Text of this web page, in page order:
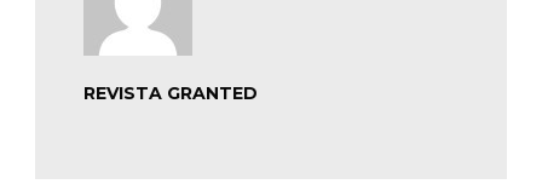
REVISTA GRANTED